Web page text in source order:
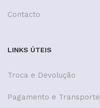
Contacto
LINKS ÚTEIS
Troca e Devolução
Pagamento e Transporte